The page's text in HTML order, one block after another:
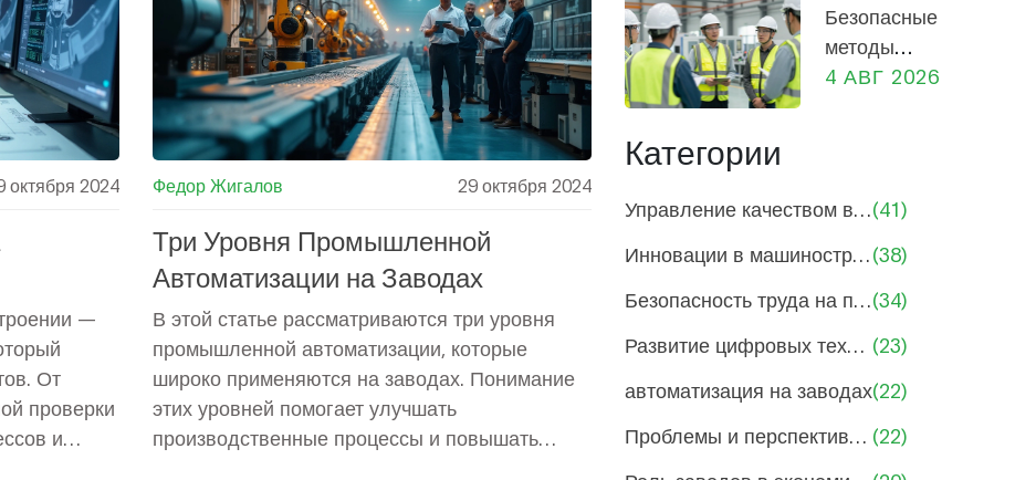
октября 2024
—
От
проверки
и
Федор Жигалов 29 октября 2024
Три Уровня Промышленной
Автоматизации на Заводах
В этой статье рассматриваются три уровня
промышленной автоматизации, которые
широко применяются на заводах. Понимание
этих уровней помогает улучшать
производственные процессы и повышать
от
проектирования
до производства
Безопасные
методы
работы на
сотрудников и
руководителей
4 АВГ 2026
Категории
Управление качеством в машиностроении(41)
Инновации в машиностроении и производстве(38)
Безопасность труда на производствах(34)
Развитие цифровых технологий в производстве (23)
автоматизация на заводах(22)
Проблемы и перспективы машиностроения (22)